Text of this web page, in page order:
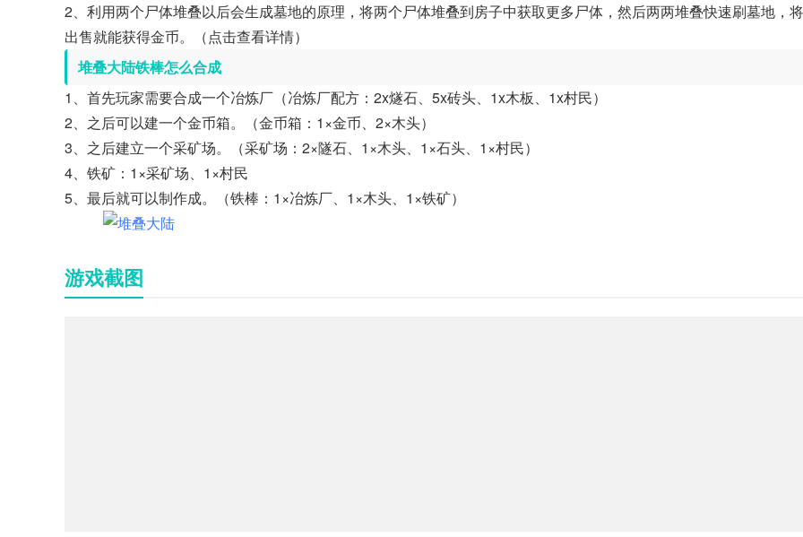
2、利用两个尸体堆叠以后会生成墓地的原理，将两个尸体堆叠到房子中获取更多尸体，然后两两堆叠快速刷墓地，
出售就能获得金币。（点击查看详情）
堆叠大陆铁棒怎么合成
1、首先玩家需要合成一个冶炼厂（冶炼厂配方：2x燧石、5x砖头、1x木板、1x村民）
2、之后可以建一个金币箱。（金币箱：1×金币、2×木头）
3、之后建立一个采矿场。（采矿场：2×隧石、1×木头、1×石头、1×村民）
4、铁矿：1×采矿场、1×村民
5、最后就可以制作成。（铁棒：1×冶炼厂、1×木头、1×铁矿）
游戏截图